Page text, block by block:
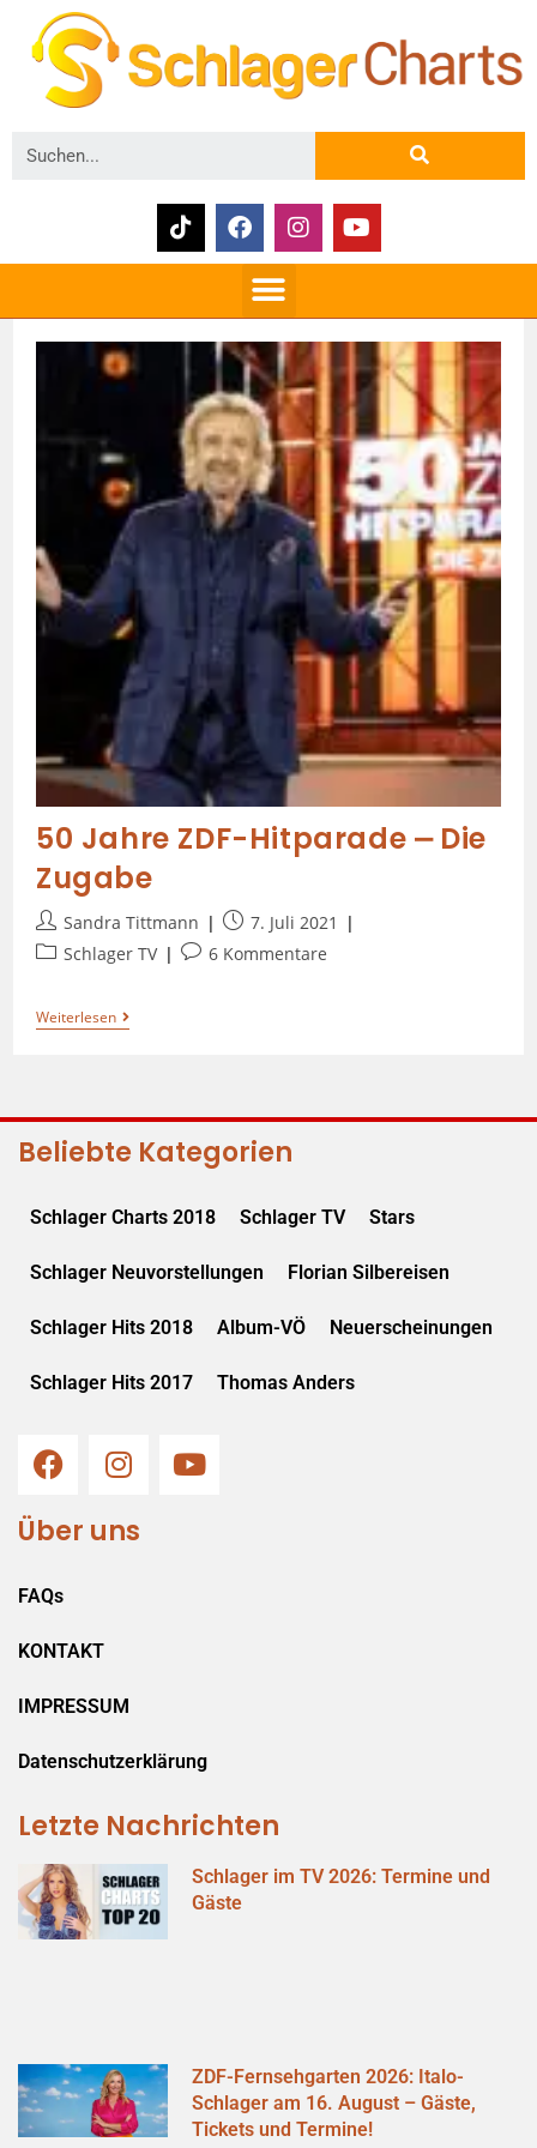
50 Jahre ZDF-Hitparade ⎼ Die
Zugabe
Sandra Tittmann
7. Juli 2021
Schlager TV
6 Kommentare
Weiterlesen
Beliebte Kategorien
Schlager Charts 2018 Schlager TV Stars
Schlager Neuvorstellungen Florian Silbereisen
Schlager Hits 2018 Album-VÖ Neuerscheinungen
Schlager Hits 2017 Thomas Anders
Über uns
FAQs
KONTAKT
IMPRESSUM
Datenschutzerklärung
Letzte Nachrichten
Schlager im TV 2026: Termine und
Gäste
ZDF-Fernsehgarten 2026: Italo-
Schlager am 16. August – Gäste,
Tickets und Termine!